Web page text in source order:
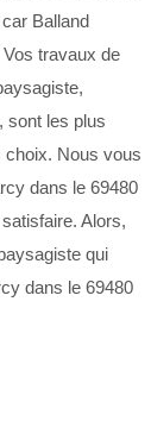
Balland
travaux de
sont les plus
Nous vous
dans le 69480
Alors,
qui
dans le 69480